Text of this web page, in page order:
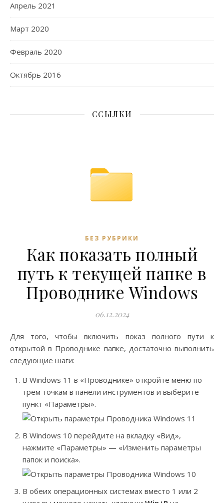
Апрель 2021
Март 2020
Февраль 2020
Октябрь 2016
ССЫЛКИ
БЕЗ РУБРИКИ
Как показать полный
путь к текущей папке в
Проводнике Windows
06.12.2024
Для того, чтобы включить показ полного пути к
открытой в Проводнике папке, достаточно выполнить
следующие шаги:
В Windows 11 в «Проводнике» откройте меню по
трём точкам в панели инструментов и выберите
пункт «Параметры».
В Windows 10 перейдите на вкладку «Вид»,
нажмите «Параметры» — «Изменить параметры
папок и поиска».
В обеих операционных системах вместо 1 или 2